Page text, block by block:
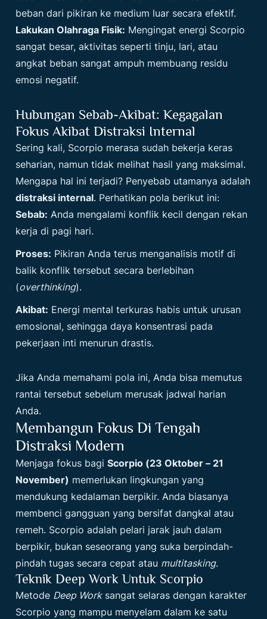
beban dari pikiran ke medium luar secara efektif.
Lakukan Olahraga Fisik: Mengingat energi Scorpio
sangat besar, aktivitas seperti tinju, lari, atau
angkat beban sangat ampuh membuang residu
emosi negatif.
Hubungan Sebab-Akibat: Kegagalan
Fokus Akibat Distraksi Internal
Sering kali, Scorpio merasa sudah bekerja keras
seharian, namun tidak melihat hasil yang maksimal.
Mengapa hal ini terjadi? Penyebab utamanya adalah
distraksi internal. Perhatikan pola berikut ini:
Sebab: Anda mengalami konflik kecil dengan rekan
kerja di pagi hari.
Proses: Pikiran Anda terus menganalisis motif di
balik konflik tersebut secara berlebihan
(overthinking).
Akibat: Energi mental terkuras habis untuk urusan
emosional, sehingga daya konsentrasi pada
pekerjaan inti menurun drastis.
Jika Anda memahami pola ini, Anda bisa memutus
rantai tersebut sebelum merusak jadwal harian
Anda.
Membangun Fokus Di Tengah
Distraksi Modern
Menjaga fokus bagiScorpio (23 Oktober – 21
November) memerlukan lingkungan yang
mendukung kedalaman berpikir. Anda biasanya
membenci gangguan yang bersifat dangkal atau
remeh. Scorpio adalah pelari jarak jauh dalam
berpikir, bukan seseorang yang suka berpindah-
pindah tugas secara cepat atau multitasking.
Teknik Deep Work Untuk Scorpio
Metode Deep Worksangat selaras dengan karakter
Scorpio yang mampu menyelam dalam ke satu